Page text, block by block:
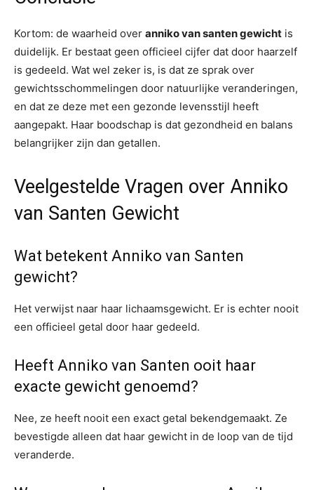
Kortom: de waarheid over anniko van santen gewicht is
duidelijk. Er bestaat geen officieel cijfer dat door haarzelf
is gedeeld. Wat wel zeker is, is dat ze sprak over
gewichtsschommelingen door natuurlijke veranderingen,
en dat ze deze met een gezonde levensstijl heeft
aangepakt. Haar boodschap is dat gezondheid en balans
belangrijker zijn dan getallen.
Veelgestelde Vragen over Anniko
van Santen Gewicht
Wat betekent Anniko van Santen
gewicht?
Het verwijst naar haar lichaamsgewicht. Er is echter nooit
een officieel getal door haar gedeeld.
Heeft Anniko van Santen ooit haar
exacte gewicht genoemd?
Nee, ze heeft nooit een exact getal bekendgemaakt. Ze
bevestigde alleen dat haar gewicht in de loop van de tijd
veranderde.